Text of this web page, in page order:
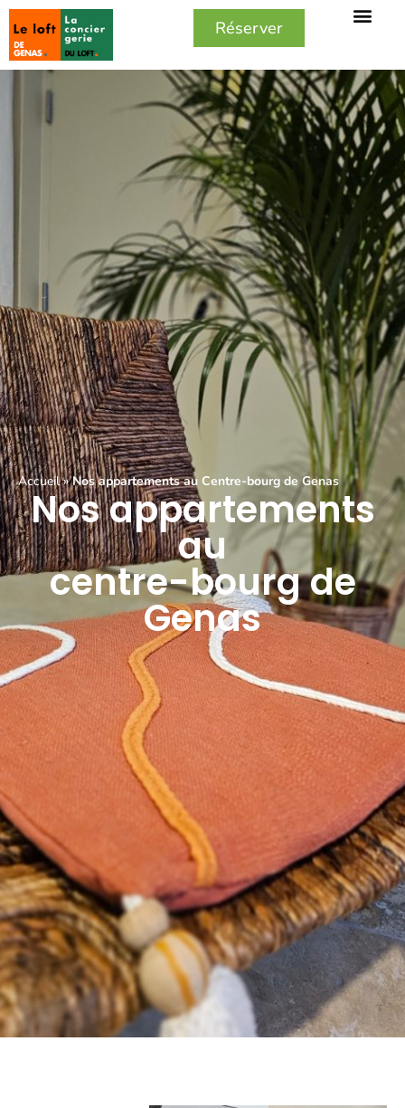
Réserver
Accueil»Nos appartements au Centre-bourg de Genas
Nos appartements
au
centre-bourg de
Genas